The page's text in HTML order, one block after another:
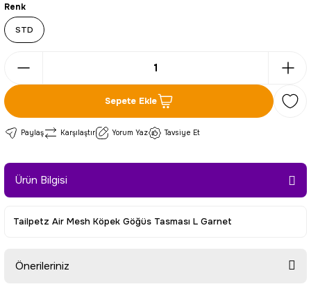
Renk
STD
Sepete Ekle
Paylaş Karşılaştır Yorum Yaz Tavsiye Et
Ürün Bilgisi
Tailpetz Air Mesh Köpek Göğüs Tasması L Garnet
Önerileriniz